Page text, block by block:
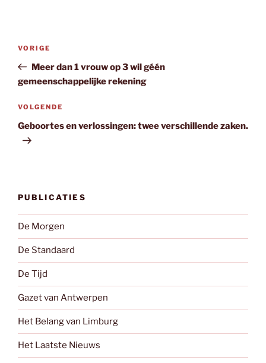
Vorig
bericht
VORIGE
Meer dan 1 vrouw op 3 wil géén
gemeenschappelijke rekening
Volgend
bericht
VOLGENDE
Geboortes en verlossingen: twee verschillende zaken.
PUBLICATIES
De Morgen
De Standaard
De Tijd
Gazet van Antwerpen
Het Belang van Limburg
Het Laatste Nieuws